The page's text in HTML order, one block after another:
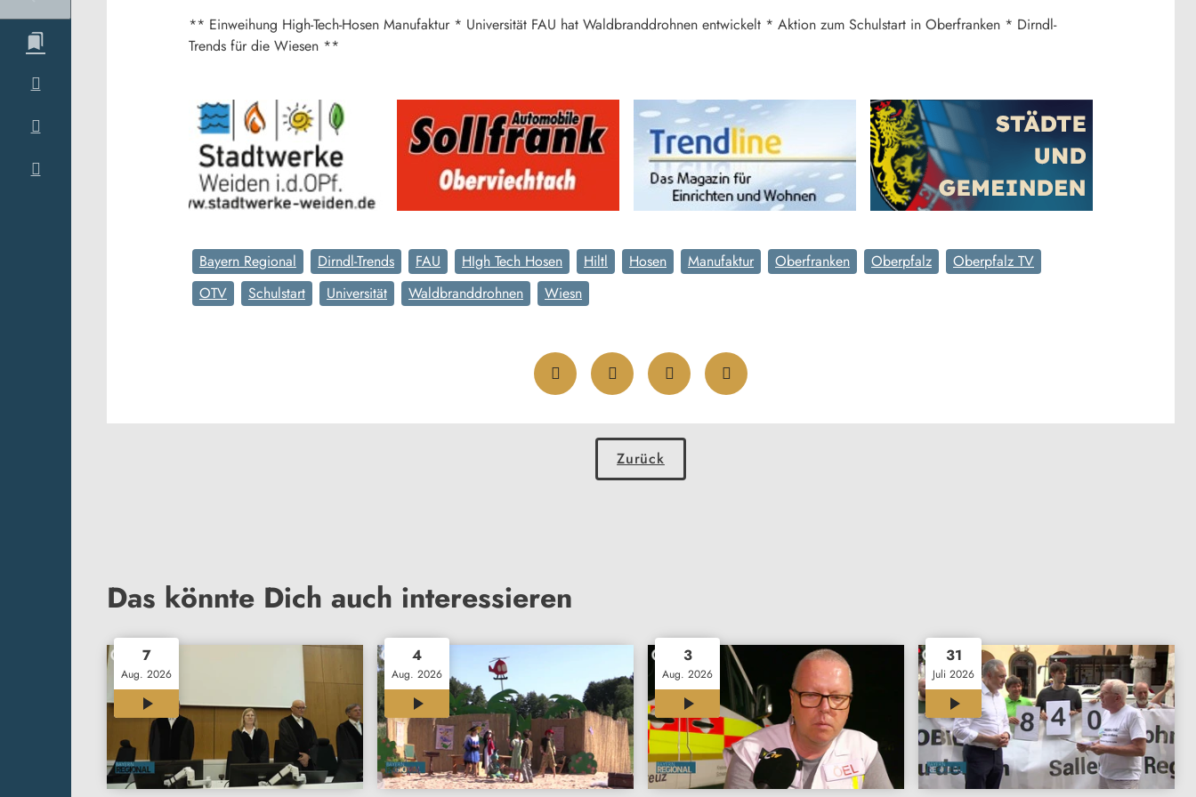
** Einweihung High-Tech-Hosen Manufaktur * Universität FAU hat Waldbranddrohnen entwickelt * Aktion zum Schulstart in Oberfranken * Dirndl-
Trends für die Wiesen **
Bayern Regional Dirndl-Trends FAU HIgh Tech Hosen Hiltl Hosen Manufaktur Oberfranken Oberpfalz
Oberpfalz TV
OTV
Schulstart Universität Waldbranddrohnen Wiesn
Zurück
Das könnte Dich auch interessieren
7
Aug. 2026
12:00
4
Aug. 2026
12:00
3
Aug. 2026
12:01
31
Juli 2026
11:46